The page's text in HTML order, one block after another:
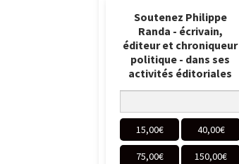
Soutenez Philippe
Randa - écrivain,
éditeur et chroniqueur
politique - dans ses
activités éditoriales
15,00€ 40,00€
75,00€ 150,00€